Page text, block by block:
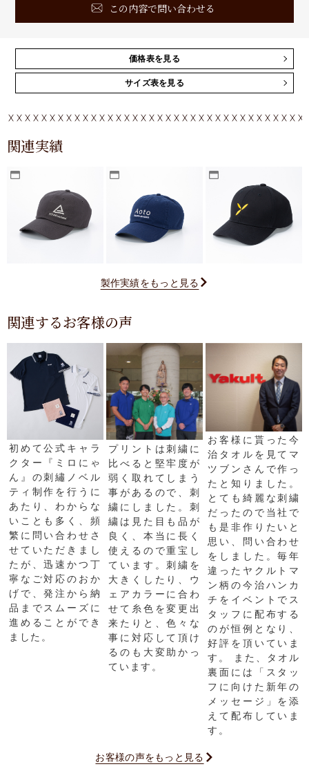
この内容で問い合わせる
価格表を見る
サイズ表を見る
関連実績
製作実績をもっと見る
関連するお客様の声
初めて公式キャラ
クター『ミロにゃ
ん』の刺繡ノベル
ティ制作を行うに
あたり、わからな
いことも多く、頻
繁に問い合わせさ
せていただきまし
たが、迅速かつ丁
寧なご対応のおか
げで、発注から納
品までスムーズに
進めることができ
ました。
プリントは刺繍に
比べると堅牢度が
弱く取れてしまう
事があるので、刺
繍にしました。刺
繍は見た目も品が
良く、本当に長く
使えるので重宝し
ています。刺繍を
大きくしたり、ウ
ェアカラーに合わ
せて糸色を変更出
来たりと、色々な
事に対応して頂け
るのも大変助かっ
ています。
お客様に貰った今
治タオルを見てマ
ツブンさんで作っ
たと知りました。
とても綺麗な刺繍
だったので当社で
も是非作りたいと
思い、問い合わせ
をしました。毎年
違ったヤクルトマ
ン柄の今治ハンカ
チをイベントでス
タッフに配布する
のが恒例となり、
好評を頂いていま
す。 また、タオル
裏面には「スタッ
フに向けた新年の
メッセージ」を添
えて配布していま
す。
お客様の声をもっと見る